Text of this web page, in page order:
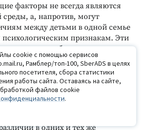
факторы не всегда являются
а, напротив, могут
между детьми в одной семье
признакам. Эти
могут быть связаны с
разными людьми одних и
что подчеркивает
факторов именно
микросреды.
факторов общей среды,
и генотипа в формирование
в одних и тех же
cookie с помощью сервисов
Рамблер/топ-100, SberADS в целях
посетителя, сбора статистики
работы сайта. Оставаясь на сайте,
файлов cookie
.